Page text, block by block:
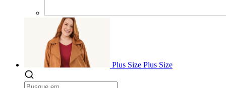
Plus Size Plus Size